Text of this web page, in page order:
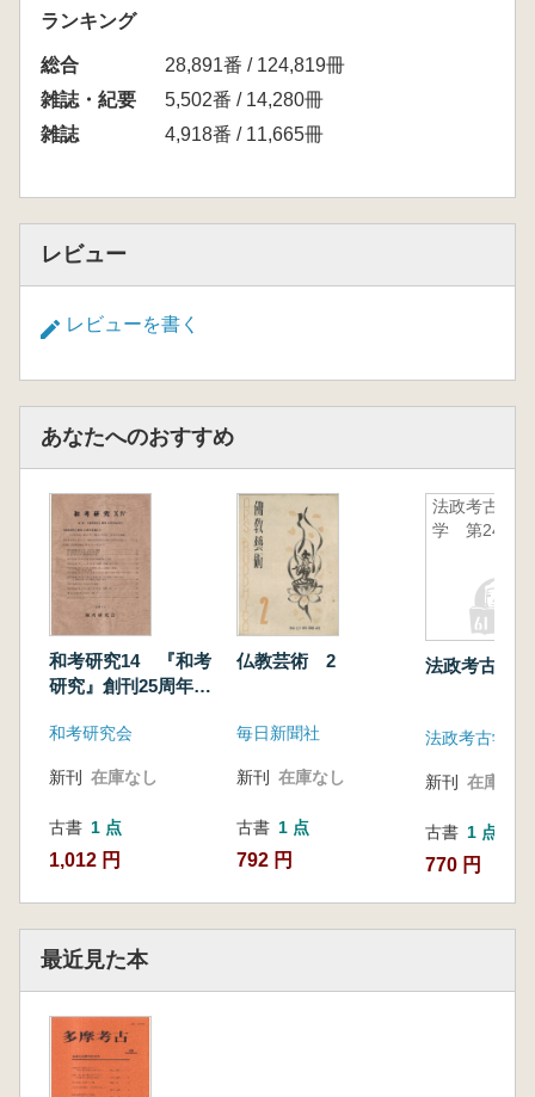
ランキング
総合
28,891番 / 124,819冊
雑誌・紀要
5,502番 / 14,280冊
雑誌
4,918番 / 11,665冊
レビュー
レビューを書く
あなたへのおすすめ
和考研究14 『和考
研究』創刊25周年記
和考研究会
新刊 在庫なし
古書 1 点
1,012 円
仏教芸術 2
毎日新聞社
新刊 在庫なし
古書 1 点
792 円
法政考古
学 第24集
法政考古学
法政考古学会
新刊 在庫なし
古書 1 点
770 円
最近見た本